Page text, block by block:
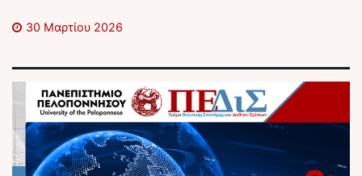
30 Μαρτίου 2026